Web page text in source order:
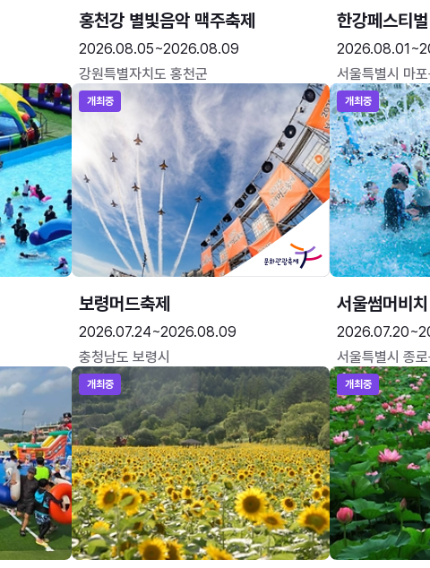
홍천강 별빛음악 맥주축제
2026.08.05~2026.08.09
강원특별자치도 홍천군
한강페스티벌
서울특별시 마
개최중
보령머드축제
2026.07.24~2026.08.09
충청남도 보령시
개최중
서울썸머비치
서울특별시 종
개최중 개최중